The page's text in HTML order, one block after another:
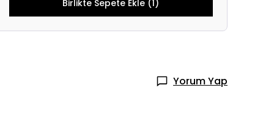
Birlikte Sepete Ekle (1)
Yorum Yap